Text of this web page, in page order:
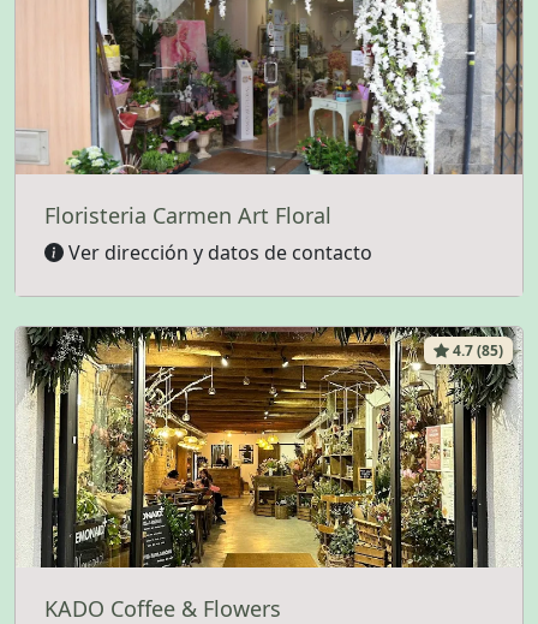
Floristeria Carmen Art Floral
Ver dirección y datos de contacto
4.7 (85)
KADO Coffee & Flowers